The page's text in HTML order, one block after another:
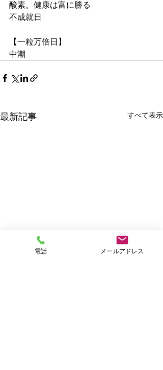
酸素。健康は富に勝る
不成就日
【一粒万倍日】
中潮
最新記事 すべて表示
電話 メールアドレス